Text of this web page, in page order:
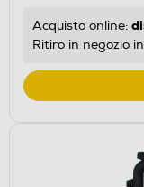
Acquisto online:
Ritiro in negozio